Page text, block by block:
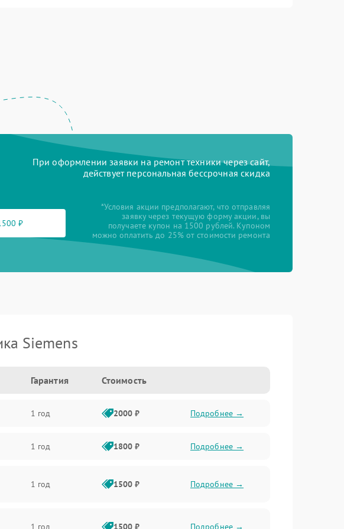
При оформлении заявки на ремонт техники через сайт,
действует персональная бессрочная скидка
₽
*Условия акции предполагают, что отправляя
заявку через текущую форму акции, вы
получаете купон на 1500 рублей. Купоном
можно оплатить до 25% от стоимости ремонта
Siemens
Гарантия Стоимость
1 год 2000 ₽ Подробнее →
1 год 1800 ₽ Подробнее →
1 год 1500 ₽ Подробнее →
1 год 1500 ₽ Подробнее →